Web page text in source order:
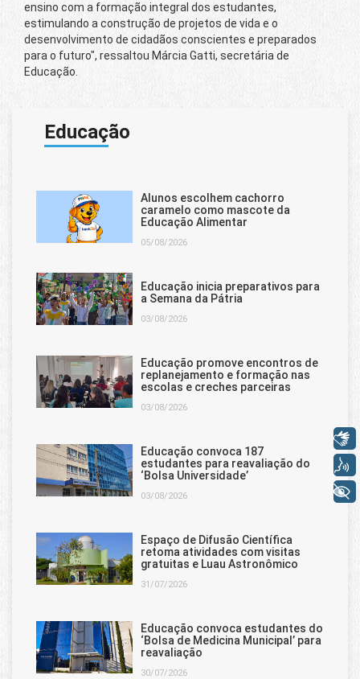
ensino com a formação integral dos estudantes,
estimulando a construção de projetos de vida e o
desenvolvimento de cidadãos conscientes e preparados
para o futuro", ressaltou Márcia Gatti, secretária de
Educação.
Educação
Alunos escolhem cachorro
caramelo como mascote da
Educação Alimentar
05/08/2026
Educação inicia preparativos para
a Semana da Pátria
03/08/2026
Educação promove encontros de
replanejamento e formação nas
escolas e creches parceiras
03/08/2026
Educação convoca 187
estudantes para reavaliação do
‘Bolsa Universidade’
03/08/2026
Espaço de Difusão Científica
retoma atividades com visitas
gratuitas e Luau Astronômico
31/07/2026
Educação convoca estudantes do
‘Bolsa de Medicina Municipal’ para
reavaliação
30/07/2026
Voz